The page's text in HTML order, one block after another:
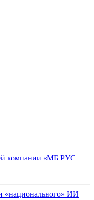
компании «МБ РУС
«национального» ИИ